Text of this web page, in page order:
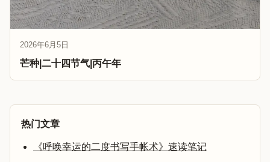
2026年6月5日
芒种|二十四节气|丙午年
热门文章
《呼唤幸运的二度书写手帐术》速读笔记